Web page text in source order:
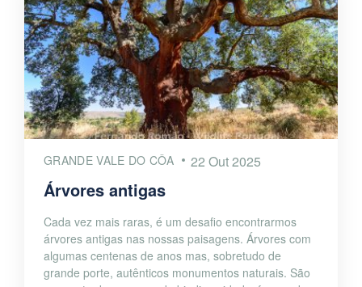
GRANDE VALE DO CÔA 22 Out 2025
Árvores antigas
Cada vez mais raras, é um desafio encontrarmos
árvores antigas nas nossas paisagens. Árvores com
algumas centenas de anos mas, sobretudo de
grande porte, autênticos monumentos naturais. São